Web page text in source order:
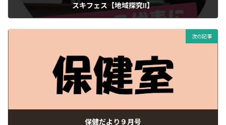
スキフェス【地域探究II】
次の記事
保健だより９月号